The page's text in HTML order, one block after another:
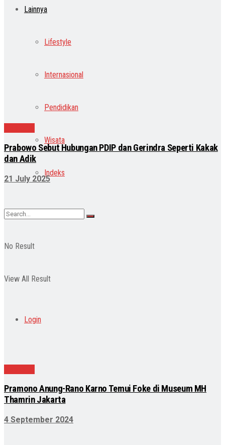
Lainnya
Lifestyle
Internasional
Pendidikan
Wisata
Indeks
No Result
View All Result
Login
Prabowo Sebut Hubungan PDIP dan Gerindra Seperti Kakak
dan Adik
21 July 2025
Pramono Anung-Rano Karno Temui Foke di Museum MH
Thamrin Jakarta
4 September 2024